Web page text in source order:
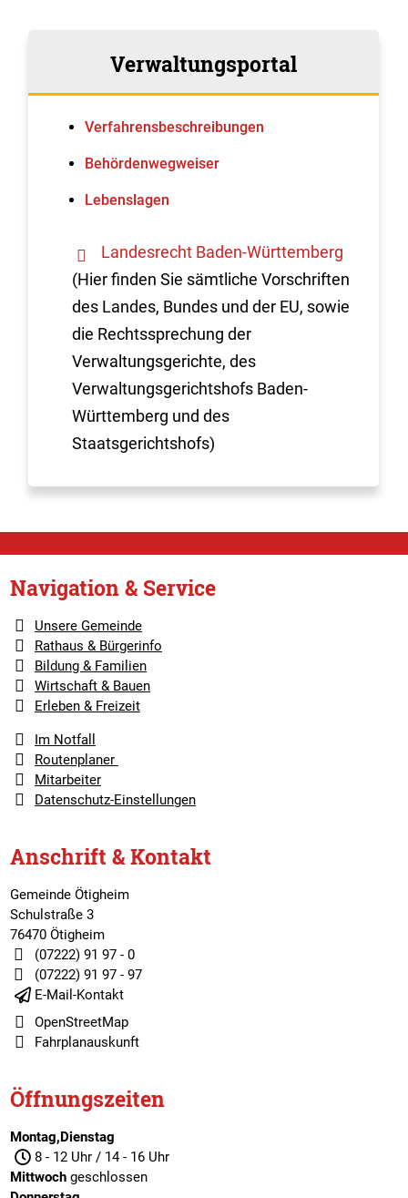
Verwaltungsportal
Verfahrens­beschreibungen
Behördenwegweiser
Lebenslagen
Landesrecht Baden-Württemberg
(Hier finden Sie sämtliche Vorschriften
des Landes, Bundes und der EU, sowie
die Rechtssprechung der
Verwaltungsgerichte, des
Verwaltungsgerichtshofs Baden-
Württemberg und des
Staatsgerichtshofs)
Navigation & Service
Unsere Gemeinde
Rathaus & Bürgerinfo
Bildung & Familien
Wirtschaft & Bauen
Erleben & Freizeit
Im Notfall
Routenplaner
Mitarbeiter
Datenschutz-Einstellungen
Anschrift & Kontakt
Gemeinde Ötigheim
Schulstraße 3
76470 Ötigheim
(07222) 91 97 - 0
(07222) 91 97 - 97
E-Mail-Kontakt
OpenStreetMap
Fahrplanauskunft
Öffnungszeiten
Montag,Dienstag
8 - 12 Uhr / 14 - 16 Uhr
Mittwochgeschlossen